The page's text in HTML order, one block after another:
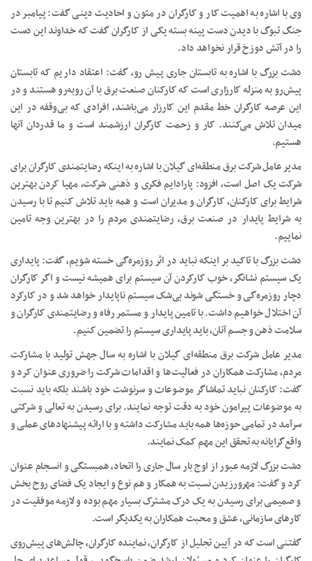
وی با اشاره به اهمیت کار و کارگران در متون و احادیث دینی گفت: پیامبر در
جنگ تبوگ با دیدن دست پینه بسته یکی از کارگران گفت که خداوند این دست
را در آتش دوزخ قرار نخواهد داد.
دشت بزرگ با اشاره به تابستان جاری پیش رو، گفت: اعتقاد داریم که تابستان
پیش‌رو به منزله کارزاری است که کارکنان صنعت برق با آن روبه‌رو هستند و در
این عرصه کارگران خط مقدم این کارزار می‌باشند، افرادی که بی‌وقفه در این
میدان تلاش می‌کنند. کار و زحمت کارگران ارزشمند است و ما قدردان آنها
هستیم.
مدیر عامل شرکت برق منطقه‌ای گیلان با اشاره به اینکه رضایتمندی کارگران برای
شرکت یک اصل است، افزود: پارادایم فکری و ذهنی شرکت، مهیا کردن بهترین
شرایط برای کارکنان، کارگران و مدیران است و همه باید تلاش کنیم تا با رسیدن
به شرایط پایدار در صنعت برق، رضایتمندی مردم را در بهترین وجه تامین
نماییم.
دشت بزرگ با تاکید بر اینکه نباید در اثر روزمره‌گی خسته شویم، گفت: پایداری
یک سیستم نشانگر، خوب کارکردن آن سیستم برای همیشه نیست و اگر کارگران
دچار روزمره‌گی و خستگی شوند بی‌شک سیستم ناپایدار خواهد شد و در کارکرد
آن اختلال خواهیم داشت. با تامین پایدار و مستمر رفاه و رضایتمندی کارگران و
سلامت ذهن و جسم آنان، باید پایداری سیستم را تضمین کنیم.
مدیر عامل شرکت برق منطقه‌ای گیلان با اشاره به سال جهش تولید با مشارکت
مردم، مشارکت همکاران در فعالیت‌ها و اقدامات شرکت را ضروری عنوان کرد و
گفت: کارکنان نباید تماشاگر موضوعات و سرنوشت خود باشند بلکه باید نسبت
به موضوعات پیرامون خود به دقت توجه نمایند. برای رسیدن به تعالی و شرکتی
سرآمد در تمامی حوزه‌ها همه باید مشارکت داشته و با ارائه پیشنهاد‌های عملی و
واقع‌گرایانه به تحقق این مهم کمک نمایند.
دشت بزرگ لازمه عبور از اوج بار سال جاری را اتحاد، همبستگی و انسجام عنوان
کرد و گفت: مهرورزیدن نسبت به همکار و هم نوع و ایجاد یک فضای روح بخش
و صمیمی برای رسیدن به یک درک مشترک بسیار مهم بوده و لازمه موفقیت در
کارهای سازمانی، عشق و محبت همکاران به یکدیگر است.
گفتنی است که در آیین تجلیل از کارگران، نماینده کارگران، چالش‌های پیش‌روی